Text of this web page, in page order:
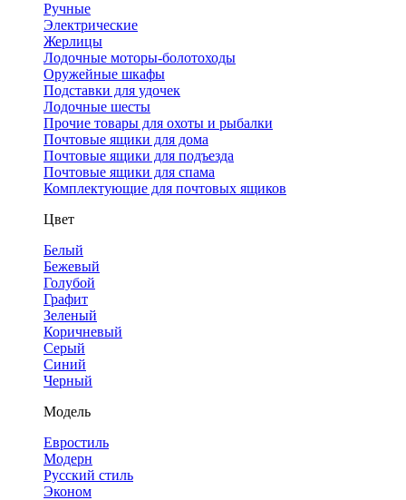
Ручные
Электрические
Жерлицы
Лодочные моторы-болотоходы
Оружейные шкафы
Подставки для удочек
Лодочные шесты
Прочие товары для охоты и рыбалки
Почтовые ящики для дома
Почтовые ящики для подъезда
Почтовые ящики для спама
Комплектующие для почтовых ящиков
Цвет
Белый
Бежевый
Голубой
Графит
Зеленый
Коричневый
Серый
Синий
Черный
Модель
Евростиль
Модерн
Русский стиль
Эконом